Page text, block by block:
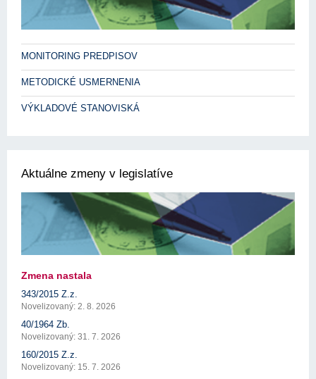
MONITORING PREDPISOV
METODICKÉ USMERNENIA
VÝKLADOVÉ STANOVISKÁ
Aktuálne zmeny v legislatíve
Zmena nastala
343/2015 Z.z.
Novelizovaný: 2. 8. 2026
40/1964 Zb.
Novelizovaný: 31. 7. 2026
160/2015 Z.z.
Novelizovaný: 15. 7. 2026